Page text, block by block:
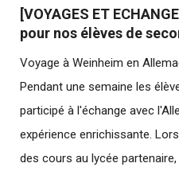
[VOYAGES ET
pour nos élèves de
Voyage à Weinheim en
Pendant une semaine les
participé à l'échange avec
expérience enrichissante.
des cours au lycée